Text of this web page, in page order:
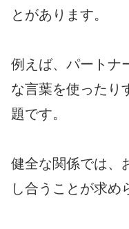
とがあります。
例えば、パートナ
な言葉を使ったり
題です。
健全な関係では、
し合うことが求め